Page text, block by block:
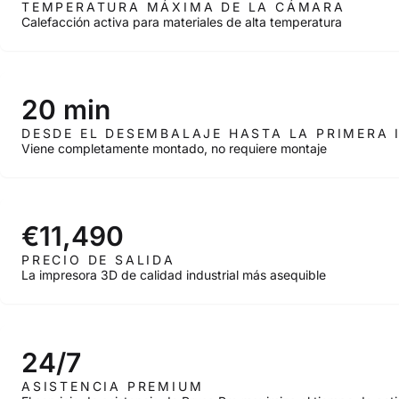
TEMPERATURA MÁXIMA DE LA CÁMARA
Calefacción activa para materiales de alta temperatura
20 min
DESDE EL DESEMBALAJE HASTA LA PRIMERA
Viene completamente montado, no requiere montaje
€11,490
PRECIO DE SALIDA
La impresora 3D de calidad industrial más asequible
24/7
ASISTENCIA PREMIUM